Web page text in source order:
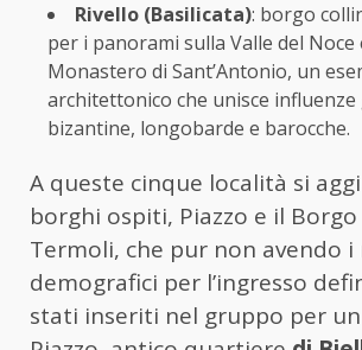
Rivello (Basilicata): borgo
per i panorami sulla Valle del Noce
Monastero di Sant’Antonio, un
architettonico che unisce influenze
bizantine, longobarde e barocche.
A queste cinque località si
borghi ospiti, Piazzo e il Borgo
Termoli, che pur non avendo
demografici per l’ingresso
stati inseriti nel gruppo per